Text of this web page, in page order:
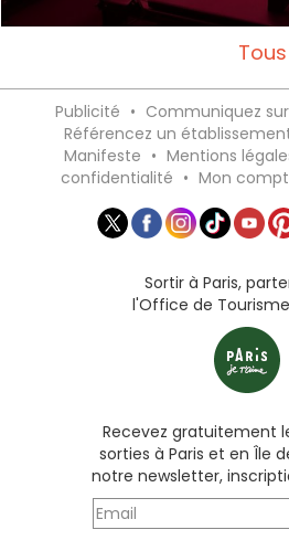
Publicité • Communiquez
Référencez un
Manifeste • Mentions
confidentialité • Mon
Sortir à Paris,
l'Office de Tourisme
Recevez gratuitement
sorties à Paris et en Île
notre newsletter,